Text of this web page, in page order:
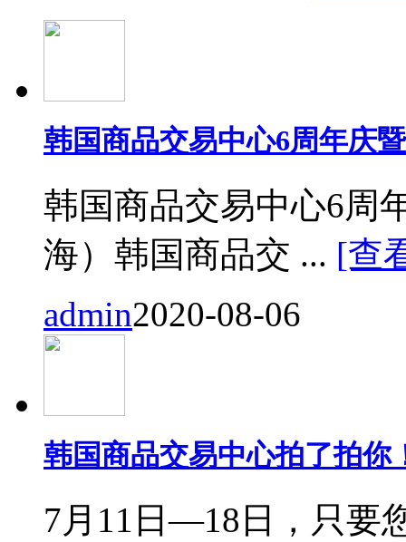
韩国商品交易中心6周年庆
韩国商品交易中心6周
海）韩国商品交 ... [查
admin2020-08-06
韩国商品交易中心拍了拍你
7月11日—18日，只要